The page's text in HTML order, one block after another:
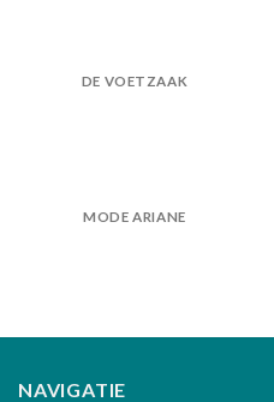
DE VOETZAAK
MODE ARIANE
NAVIGATIE